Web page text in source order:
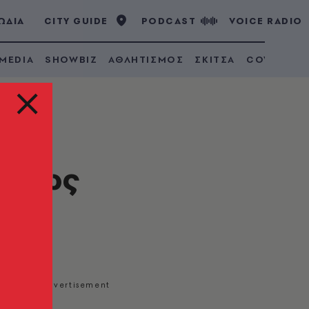
CITY GUIDE PODCAST VOICE RADIO
SHOWBIZ ΑΘΛΗΤΙΣΜΟΣ ΣΚΙΤΣΑ COVID 19